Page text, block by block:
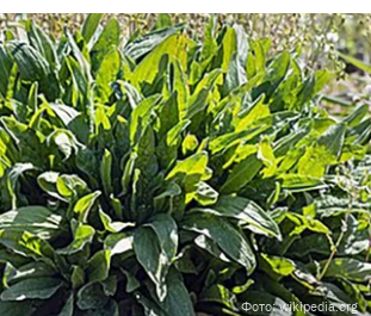
Фото: wikipedia.org